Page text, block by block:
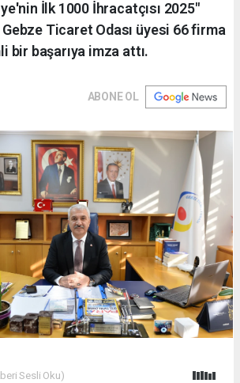
İlk 1000 İhracatçısı 2025"
Gebze Ticaret Odası üyesi 66 firma
bir başarıya imza attı.
ABONE OL
Sesli Oku)